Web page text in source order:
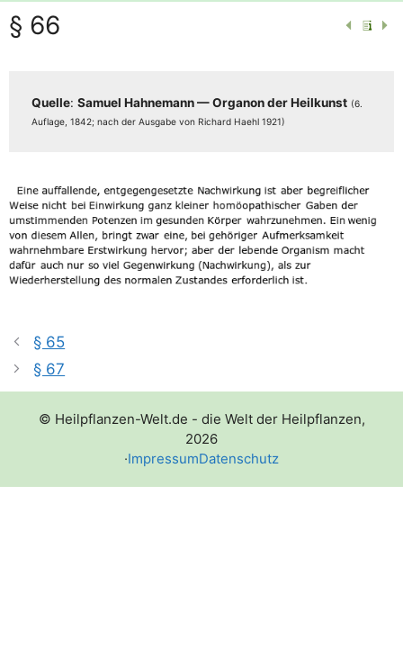
§ 66
Quel­le: Samu­el Hah­ne­mann — Orga­non der Heil­kunst (6.
Auf­la­ge, 1842; nach der Aus­ga­be von Richard Haehl 1921)
§ 65
§ 67
© Heilpflanzen-Welt.de - die Welt der Heilpflanzen,
2026
·ImpressumDatenschutz